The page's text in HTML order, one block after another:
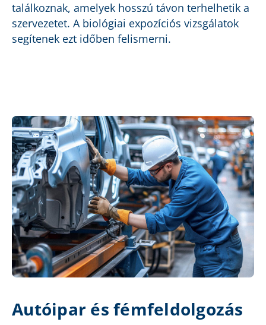
találkoznak, amelyek hosszú távon terhelhetik a
szervezetet. A biológiai expozíciós vizsgálatok
segítenek ezt időben felismerni.
Autóipar és fémfeldolgozás